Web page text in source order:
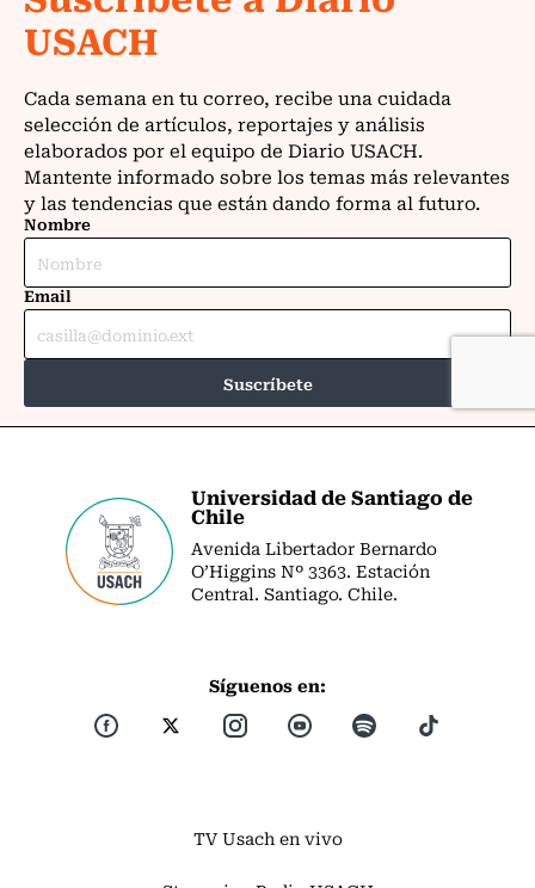
Universidad de Santiago de
Chile
Avenida Libertador Bernardo
O’Higgins Nº 3363. Estación
Central. Santiago. Chile.
Síguenos en:
TV Usach en vivo